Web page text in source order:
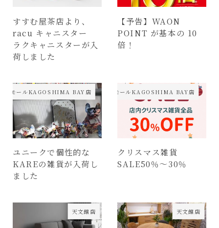
すすむ屋茶店より、
racu キャニスター
ラクキャニスターが入
荷しました
【予告】WAON
POINT が基本の 10
倍！
ンモールKAGOSHIMA BAY店
ユニークで個性的な
KAREの雑貨が入荷し
ました
天文館店・イオンモールKAGOSHIMA BAY店
クリスマス雑貨
SALE50％～30％
天文館店 天文館店